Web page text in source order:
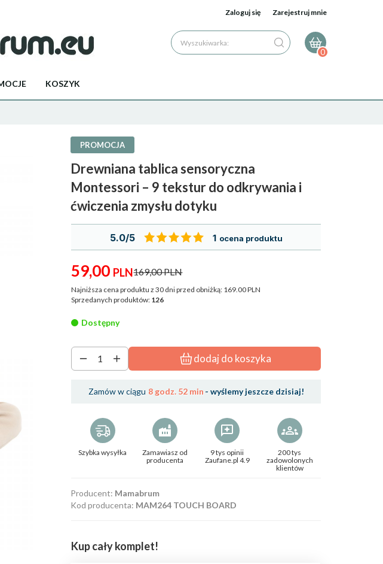
Zaloguj się Zarejestruj mnie
Wyszukiwarka:
0
KOSZYK
PROMOCJA
Drewniana tablica sensoryczna
Montessori – 9 tekstur do odkrywania i
ćwiczenia zmysłu dotyku
5.0/5 1 ocena produktu
59,00 PLN169,00 PLN
Najniższa cena produktu z 30 dni przed obniżką: 169.00 PLN
Sprzedanych produktów: 126
Dostępny
dodaj do koszyka
Zamów w ciągu 8 godz. 52 min - wyślemy jeszcze dzisiaj!
Szybka wysyłka
Zamawiasz od
producenta
9 tys opinii
Zaufane.pl 4.9
200 tys
zadowolonych
klientów
Kod producenta: MAM264 TOUCH BOARD
Producent: Mamabrum
Kup cały komplet!